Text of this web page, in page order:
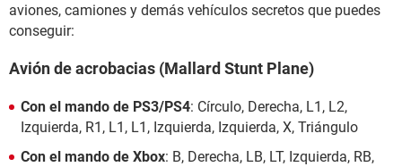
aviones, camiones y demás vehículos secretos que puedes
conseguir:
Avión de acrobacias (Mallard Stunt Plane)
Con el mando de PS3/PS4: Círculo, Derecha, L1, L2,
Izquierda, R1, L1, L1, Izquierda, Izquierda, X, Triángulo
Con el mando de Xbox: B, Derecha, LB, LT, Izquierda, RB,